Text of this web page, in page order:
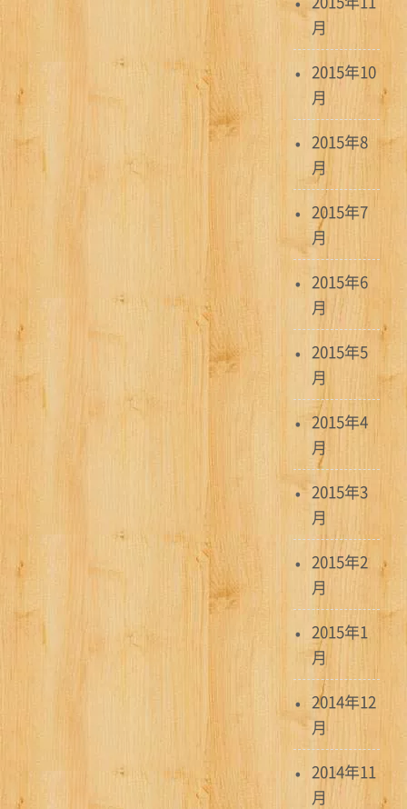
月
2015年10
月
2015年8
月
2015年7
月
2015年6
月
2015年5
月
2015年4
月
2015年3
月
2015年2
月
2015年1
月
2014年12
月
2014年11
月